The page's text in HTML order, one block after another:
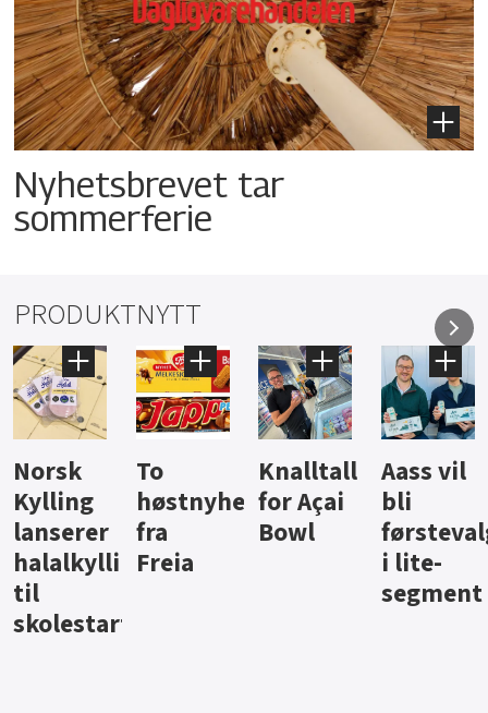
Nyhetsbrevet tar
sommerferie
PRODUKTNYTT
Knalltall
for Açai
Bowl
Aass vil
bli
førstevalg
i lite-
Brus og
jus fra
Berentsen
Hard
iste fra
Hansa